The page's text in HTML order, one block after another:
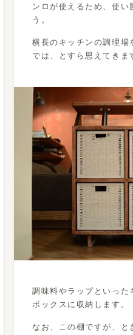
ンロが使えるため、使い
う。
横長のキッチンの調理場
では、とすら思えてきま
調味料やラップといった
ボックスに収納します。
なお、この棚ですが、と